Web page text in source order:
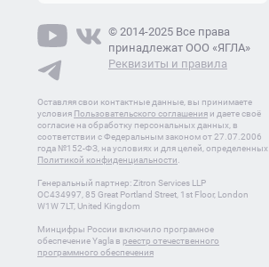
© 2014-2025 Все права
принадлежат ООО «ЯГЛА»
Реквизиты и правила
Оставляя свои контактные данные, вы принимаете
условия Пользовательского соглашения и даете своё
согласие на обработку персональных данных, в
соответствии с Федеральным законом от 27.07.2006
года №152-ФЗ, на условиях и для целей, определенных
Политикой конфиденциальности
Генеральный партнер: Zitron Services LLP
OC434997, 85 Great Portland Street, 1st Floor, London
W1W 7LT, United Kingdom
Минцифры России включило програмное
обеспечение Yagla в реестр отечественного
программного обеспечения